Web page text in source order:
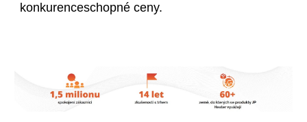
konkurenceschopné ceny.